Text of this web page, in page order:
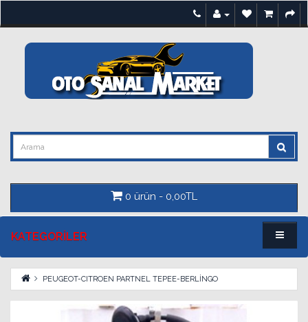
0 ürün - 0,00TL
KATEGORILER
PEUGEOT-CITROEN PARTNEL TEPEE-BERLİNGO